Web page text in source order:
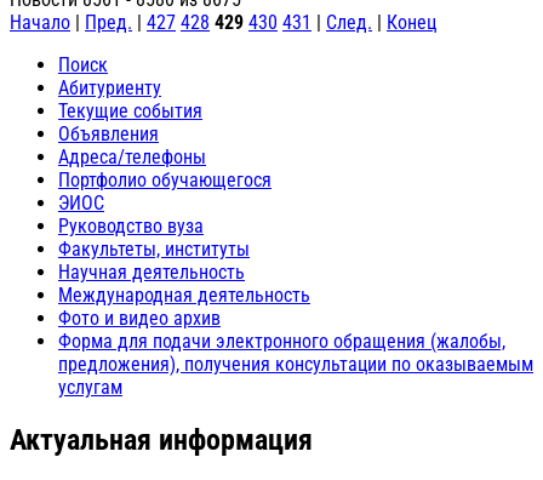
Начало
Пред. 427 428 429 430 431 След.
Конец
Поиск
Абитуриенту
Текущие события
Объявления
Адреса/телефоны
Портфолио обучающегося
ЭИОС
Руководство вуза
Факультеты, институты
Научная деятельность
Международная деятельность
Фото и видео архив
Форма для подачи электронного обращения (жалобы,
предложения), получения консультации по оказываемым
услугам
Актуальная информация